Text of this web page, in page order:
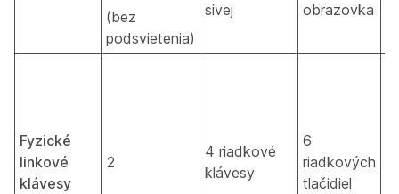
(bez
podsvietenia)
sivej
obrazovka
Fyzické
linkové
klávesy
2
4 riadkové
klávesy
6
riadkových
tlačidiel